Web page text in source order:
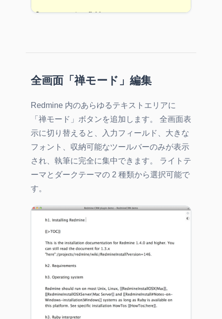
全画面「禅モード」編集
Redmine 内のあらゆるテキストエリアに
「禅モード」ボタンを追加します。 全画面表
示に切り替えると、入力フィールド、大きな
フォント、収納可能なツールバーのみが表示
され、執筆に完全に集中できます。 ライトテ
ーマとダークテーマの 2 種類から選択可能で
す。